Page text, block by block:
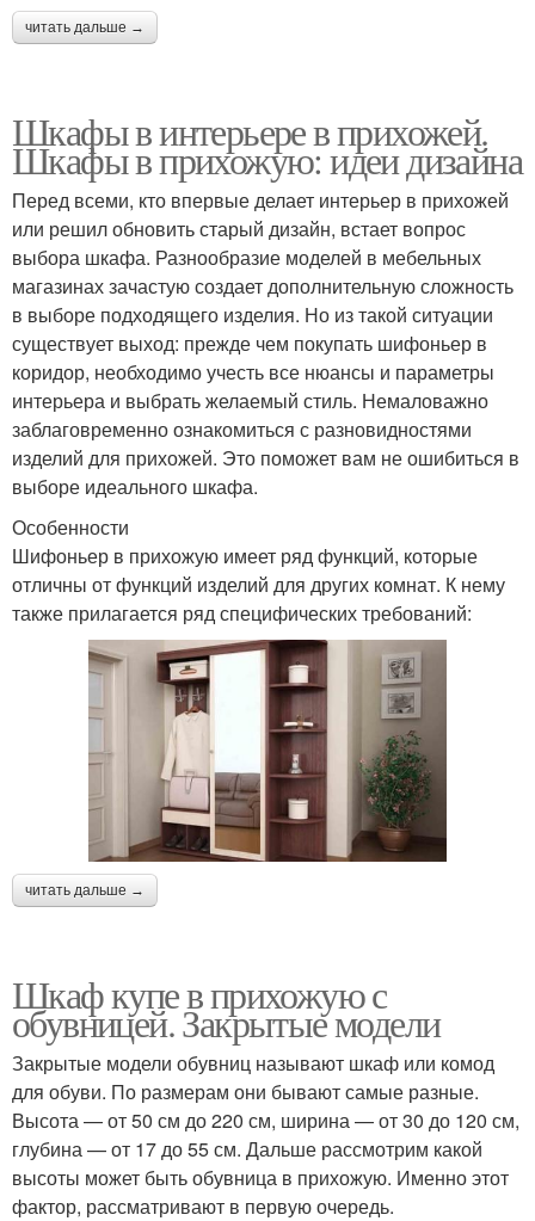
читать дальше →
Шкафы в интерьере в прихожей.
Шкафы в прихожую: идеи дизайна
Перед всеми, кто впервые делает интерьер в прихожей
или решил обновить старый дизайн, встает вопрос
выбора шкафа. Разнообразие моделей в мебельных
магазинах зачастую создает дополнительную сложность
в выборе подходящего изделия. Но из такой ситуации
существует выход: прежде чем покупать шифоньер в
коридор, необходимо учесть все нюансы и параметры
интерьера и выбрать желаемый стиль. Немаловажно
заблаговременно ознакомиться с разновидностями
изделий для прихожей. Это поможет вам не ошибиться в
выборе идеального шкафа.
Особенности
Шифоньер в прихожую имеет ряд функций, которые
отличны от функций изделий для других комнат. К нему
также прилагается ряд специфических требований:
читать дальше →
Шкаф купе в прихожую с
обувницей. Закрытые модели
Закрытые модели обувниц называют шкаф или комод
для обуви. По размерам они бывают самые разные.
Высота — от 50 см до 220 см, ширина — от 30 до 120 см,
глубина — от 17 до 55 см. Дальше рассмотрим какой
высоты может быть обувница в прихожую. Именно этот
фактор, рассматривают в первую очередь.